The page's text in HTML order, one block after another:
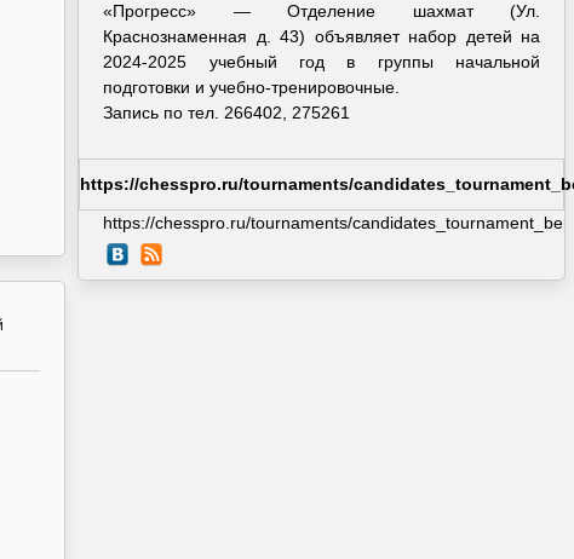
«Прогресс» — Отделение шахмат (Ул.
Краснознаменная д. 43) объявляет набор детей на
2024-2025 учебный год в группы начальной
подготовки и учебно-тренировочные.
Запись по тел. 266402, 275261
https://chesspro.ru/tournaments/
https://chesspro.ru/tournaments/